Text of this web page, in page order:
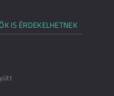
ŐK IS ÉRDEKELHETNEK